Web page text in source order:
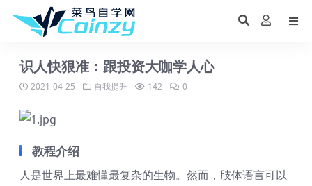
识人快狠准：跟投资大咖学人心
2021-04-25 自我提升 142 0
教程介绍
人是世界上最难懂最复杂的生物。然而，肢体语言可以